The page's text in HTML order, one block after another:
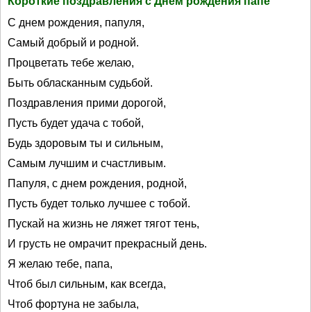
С днем рождения, папуля,
Самый добрый и родной.
Процветать тебе желаю,
Быть обласканным судьбой.
Поздравления прими дорогой,
Пусть будет удача с тобой,
Будь здоровым ты и сильным,
Самым лучшим и счастливым.
Папуля, с днем рождения, родной,
Пусть будет только лучшее с тобой.
Пускай на жизнь не ляжет тягот тень,
И грусть не омрачит прекрасный день.
Я желаю тебе, папа,
Чтоб был сильным, как всегда,
Чтоб фортуна не забыла,